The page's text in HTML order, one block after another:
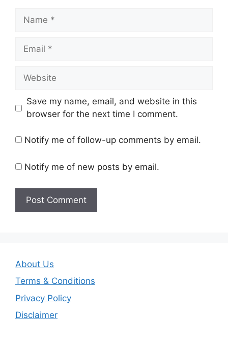
Name
Email
Website
Save my name, email, and website in this
browser for the next time I comment.
Notify me of follow-up comments by email.
Notify me of new posts by email.
About Us
Terms & Conditions
Privacy Policy
Disclaimer